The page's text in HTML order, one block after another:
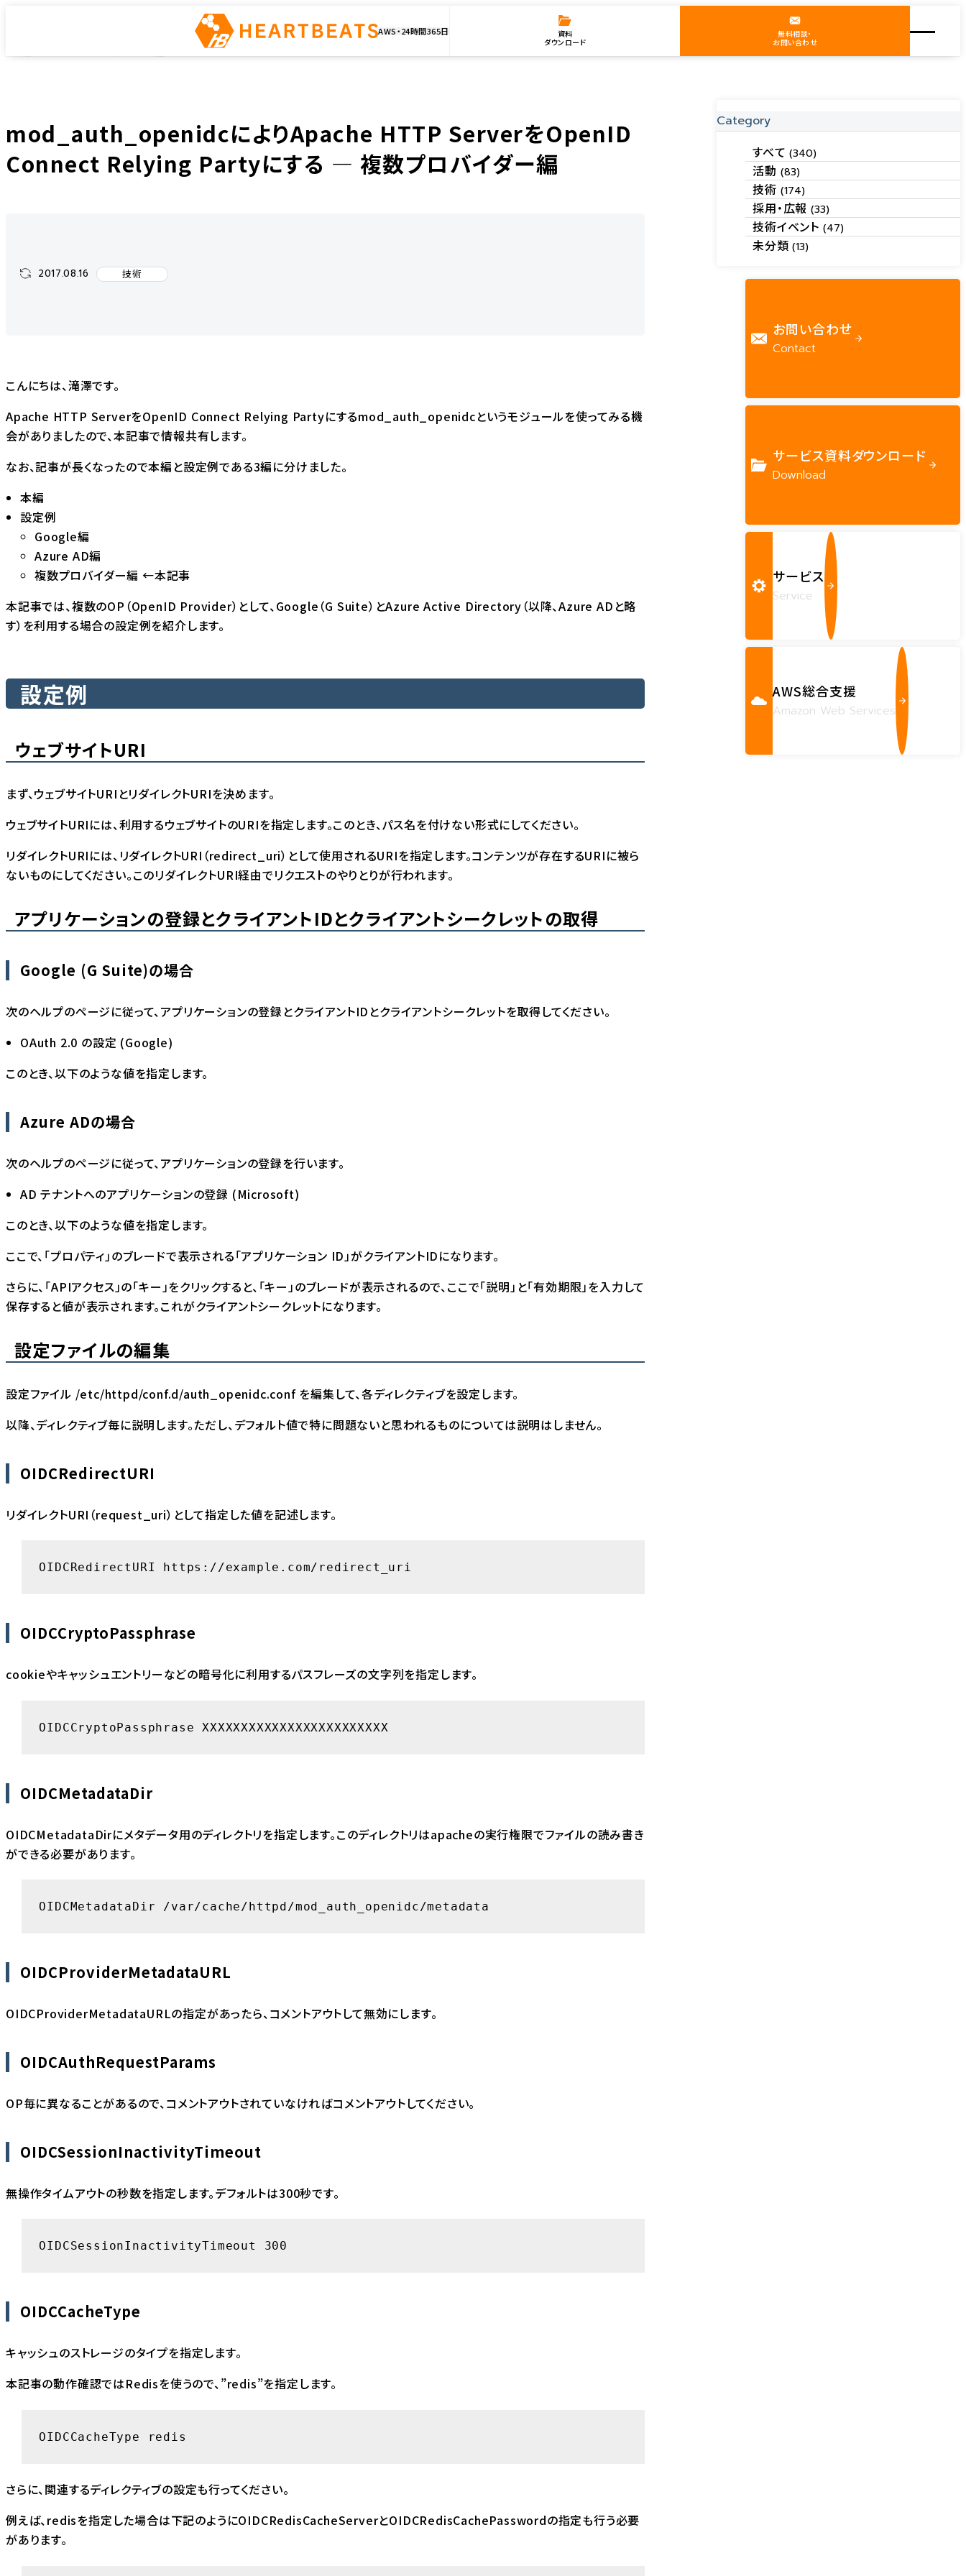
AWS・24時間365日
資料
ダウンロード
無料相談・
お問い合わせ
mod_auth_openidcによりApache HTTP ServerをOpenID
Connect Relying Partyにする — 複数プロバイダー編
2017.08.16 技術
こんにちは、滝澤です。
Apache HTTP ServerをOpenID Connect Relying Partyにするmod_auth_openidcというモジュールを使ってみる機
会がありましたので、本記事で情報共有します。
なお、記事が長くなったので本編と設定例である3編に分けました。
本編
設定例
Google編
Azure AD編
複数プロバイダー編 ←本記事
本記事では、複数のOP（OpenID Provider）として、Google（G Suite）とAzure Active Directory（以降、Azure ADと略
す）を利用する場合の設定例を紹介します。
設定例
ウェブサイトURI
まず、ウェブサイトURIとリダイレクトURIを決めます。
ウェブサイトURIには、利用するウェブサイトのURIを指定します。このとき、パス名を付けない形式にしてください。
リダイレクトURIには、リダイレクトURI（redirect_uri）として使用されるURIを指定します。コンテンツが存在するURIに被ら
ないものにしてください。このリダイレクトURI経由でリクエストのやりとりが行われます。
アプリケーションの登録とクライアントIDとクライアントシークレットの取得
Google (G Suite)の場合
次のヘルプのページに従って、アプリケーションの登録とクライアントIDとクライアントシークレットを取得してください。
OAuth 2.0 の設定 (Google)
このとき、以下のような値を指定します。
Azure ADの場合
次のヘルプのページに従って、アプリケーションの登録を行います。
AD テナントへのアプリケーションの登録 (Microsoft)
このとき、以下のような値を指定します。
ここで、「プロパティ」のブレードで表示される「アプリケーション ID」がクライアントIDになります。
さらに、「APIアクセス」の「キー」をクリックすると、「キー」のブレードが表示されるので、ここで「説明」と「有効期限」を入力して
保存すると値が表示されます。これがクライアントシークレットになります。
設定ファイルの編集
設定ファイル /etc/httpd/conf.d/auth_openidc.conf を編集して、各ディレクティブを設定します。
以降、ディレクティブ毎に説明します。ただし、デフォルト値で特に問題ないと思われるものについては説明はしません。
OIDCRedirectURI
リダイレクトURI（request_uri）として指定した値を記述します。
OIDCRedirectURI https://example.com/redirect_uri
OIDCCryptoPassphrase
cookieやキャッシュエントリーなどの暗号化に利用するパスフレーズの文字列を指定します。
OIDCCryptoPassphrase XXXXXXXXXXXXXXXXXXXXXXXX
OIDCMetadataDir
OIDCMetadataDirにメタデータ用のディレクトリを指定します。このディレクトリはapacheの実行権限でファイルの読み書き
ができる必要があります。
OIDCMetadataDir /var/cache/httpd/mod_auth_openidc/metadata
OIDCProviderMetadataURL
OIDCProviderMetadataURLの指定があったら、コメントアウトして無効にします。
OIDCAuthRequestParams
OP毎に異なることがあるので、コメントアウトされていなければコメントアウトしてください。
OIDCSessionInactivityTimeout
無操作タイムアウトの秒数を指定します。デフォルトは300秒です。
OIDCSessionInactivityTimeout 300
OIDCCacheType
キャッシュのストレージのタイプを指定します。
本記事の動作確認ではRedisを使うので、”redis”を指定します。
OIDCCacheType redis
さらに、関連するディレクティブの設定も行ってください。
例えば、redisを指定した場合は下記のようにOIDCRedisCacheServerとOIDCRedisCachePasswordの指定も行う必要
があります。
Category
すべて(340)
活動 (83)
技術 (174)
採用・広報(33)
技術イベント (47)
未分類(13)
お問い合わせ
Contact
サービス資料ダウンロード
Download
サービス
Service
AWS総合支援
Amazon Web Services